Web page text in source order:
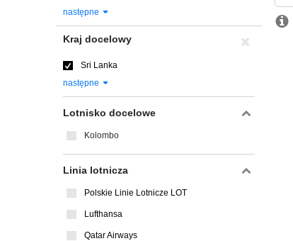
następne
Kraj docelowy
Sri Lanka
następne
Lotnisko docelowe
Kolombo
Linia lotnicza
Polskie Linie Lotnicze LOT
Lufthansa
Qatar Airways